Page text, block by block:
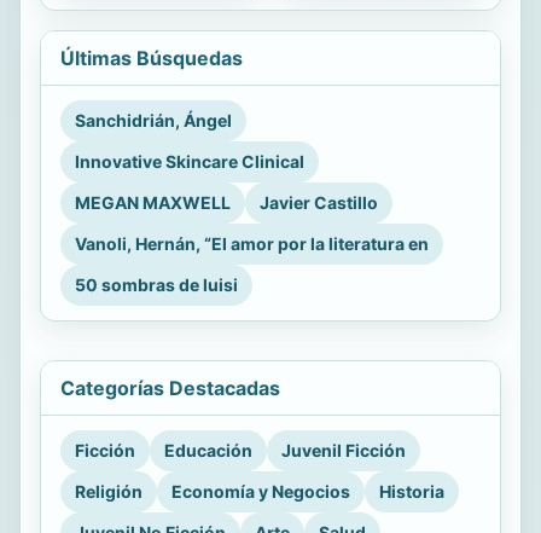
Últimas Búsquedas
Sanchidrián, Ángel
Innovative Skincare Clinical
MEGAN MAXWELL
Javier Castillo
Vanoli, Hernán, “El amor por la literatura en
50 sombras de luisi
Categorías Destacadas
Ficción Educación
Juvenil Ficción
Religión
Economía y Negocios
Historia